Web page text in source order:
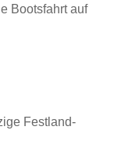
Bootsfahrt auf
Festland-